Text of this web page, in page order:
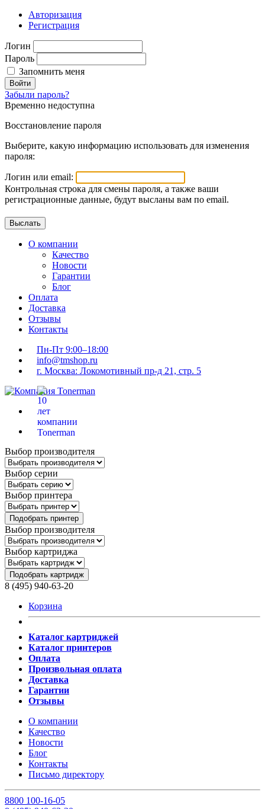
Авторизация
Регистрация
Логин
Пароль
Запомнить меня
Войти
Забыли пароль?
Временно недоступна
Восстановление пароля
Выберите, какую информацию использовать для изменения
пароля:
Логин или email:
Контрольная строка для смены пароля, а также ваши
регистрационные данные, будут высланы вам по email.
О компании
Качество
Новости
Гарантии
Блог
Оплата
Доставка
Отзывы
Контакты
Пн-Пт 9:00–18:00
info@tmshop.ru
г. Москва: Локомотивный пр-д 21, стр. 5
Выбор производителя
Выбор серии
Выбор принтера
Подобрать принтер
Выбор производителя
Выбор картриджа
Подобрать картридж
8 (495) 940-63-20
Корзина
Каталог картриджей
Каталог принтеров
Оплата
Произвольная оплата
Доставка
Гарантии
Отзывы
О компании
Качество
Новости
Блог
Контакты
Письмо директору
8800 100-16-05